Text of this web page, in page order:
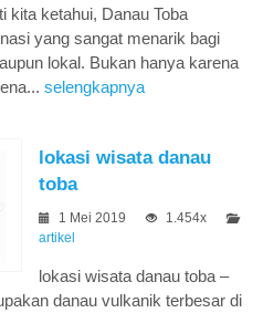
kita ketahui, Danau Toba
yang sangat menarik bagi
lokal. Bukan hanya karena
selengkapnya
lokasi wisata danau
toba
1 Mei 2019
1.454x
artikel
lokasi wisata danau toba –
danau vulkanik terbesar di